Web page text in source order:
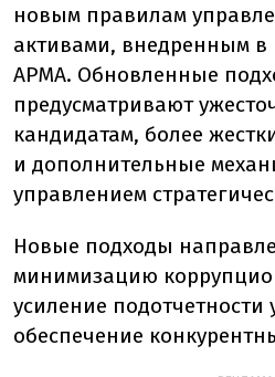
новым правилам
активами, внедренным в
АРМА. Обновленные
предусматривают
кандидатам, более
и дополнительные
управлением
Новые подходы
минимизацию
усиление
обеспечение